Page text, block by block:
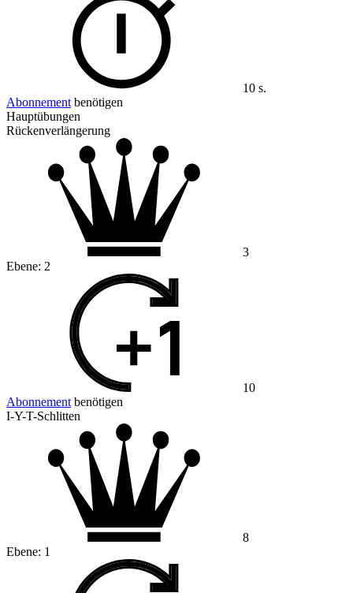
10 s.
Abonnement benötigen
Hauptübungen
Rückenverlängerung
3
Ebene: 2
10
Abonnement benötigen
I-Y-T-Schlitten
8
Ebene: 1